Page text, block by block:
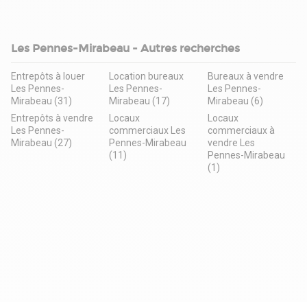
Les Pennes-Mirabeau - Autres recherches
Entrepôts à louer
Les Pennes-
Mirabeau (31)
Entrepôts à vendre
Les Pennes-
Mirabeau (27)
Location bureaux
Les Pennes-
Mirabeau (17)
Locaux
commerciaux Les
Pennes-Mirabeau
(11)
Bureaux à vendre
Les Pennes-
Mirabeau (6)
Locaux
commerciaux à
vendre Les
Pennes-Mirabeau
(1)